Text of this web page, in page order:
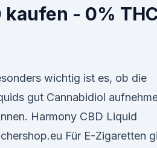
kaufen - 0%
wichtig ist es, ob die
gut Cannabidiol
Harmony CBD Liquid
Für E-Zigaretten